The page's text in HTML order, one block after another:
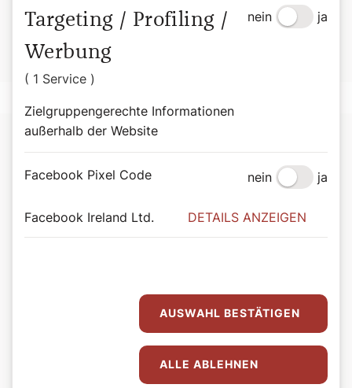
Gedanken zur „Melodie Gottes“ von Erzbischof Josef
Grünwidl hören sie im Podcast der Reihe
„Perspektiven“:▶
Targeting / Profiling /
Werbung
( 1 Service )
Zielgruppengerechte Informationen
außerhalb der Website
nein ja
Facebook Pixel Code nein ja
Facebook Ireland Ltd. DETAILS ANZEIGEN
AUSWAHL BESTÄTIGEN
ALLE ABLEHNEN